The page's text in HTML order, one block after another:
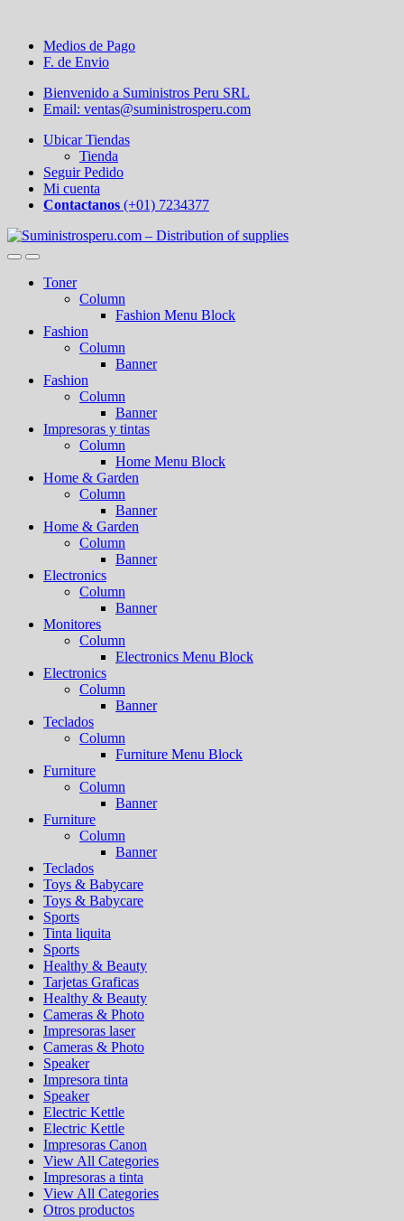
Medios de Pago
F. de Envio
Bienvenido a Suministros Peru SRL
Email: ventas@suministrosperu.com
Ubicar Tiendas
Tienda
Seguir Pedido
Mi cuenta
Contactanos (+01) 7234377
Toner
Column
Fashion Menu Block
Fashion
Column
Banner
Fashion
Column
Banner
Impresoras y tintas
Column
Home Menu Block
Home & Garden
Column
Banner
Home & Garden
Column
Banner
Electronics
Column
Banner
Monitores
Column
Electronics Menu Block
Electronics
Column
Banner
Teclados
Column
Furniture Menu Block
Furniture
Column
Banner
Furniture
Column
Banner
Teclados
Toys & Babycare
Toys & Babycare
Sports
Tinta liquita
Sports
Healthy & Beauty
Tarjetas Graficas
Healthy & Beauty
Cameras & Photo
Impresoras laser
Cameras & Photo
Speaker
Impresora tinta
Speaker
Electric Kettle
Electric Kettle
Impresoras Canon
View All Categories
Impresoras a tinta
View All Categories
Otros productos